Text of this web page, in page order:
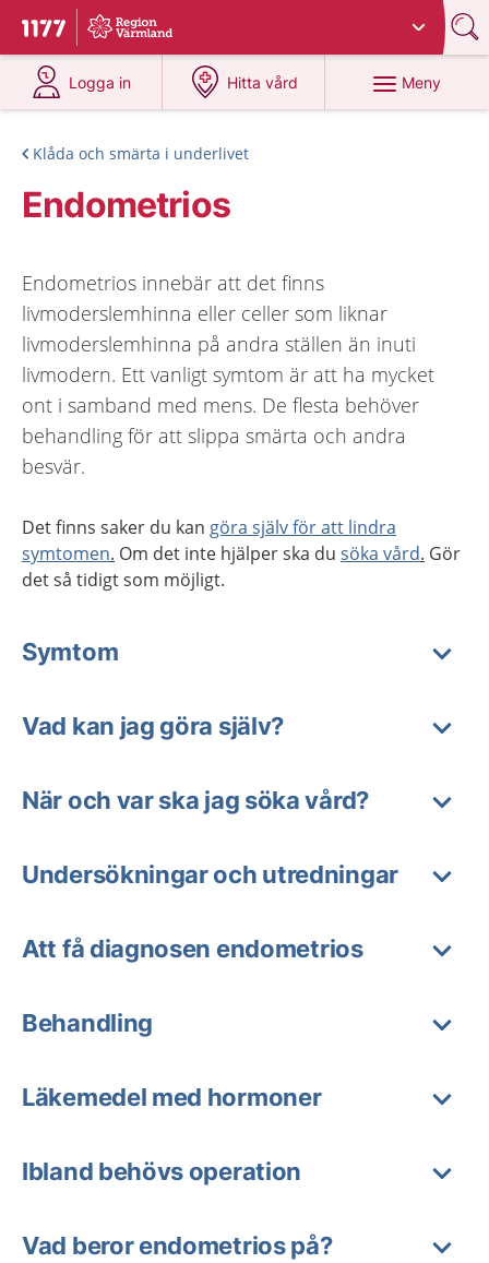
Till startsidan för 1177
Du har valt region
Logga in
på 1177.se
Hitta vård
på 1177.se
Meny
Klåda och smärta i underlivet
Endometrios
Endometrios innebär att det finns
livmoderslemhinna eller celler som liknar
livmoderslemhinna på andra ställen än inuti
livmodern. Ett vanligt symtom är att ha mycket
ont i samband med mens. De flesta behöver
behandling för att slippa smärta och andra
besvär.
Det finns saker du kan göra själv för att lindra
symtomen. Om det inte hjälper ska du söka vård. Gör
det så tidigt som möjligt.
Symtom
Vad kan jag göra själv?
När och var ska jag söka vård?
Undersökningar och utredningar
Att få diagnosen endometrios
Behandling
Läkemedel med hormoner
Ibland behövs operation
Vad beror endometrios på?